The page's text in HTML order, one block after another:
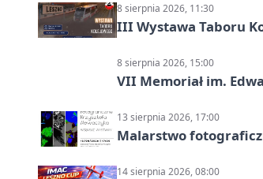
8 sierpnia 2026, 11:30
III Wystawa Taboru
8 sierpnia 2026, 15:00
VII Memoriał im.
13 sierpnia 2026, 17:00
Malarstwo
14 sierpnia 2026, 08:00